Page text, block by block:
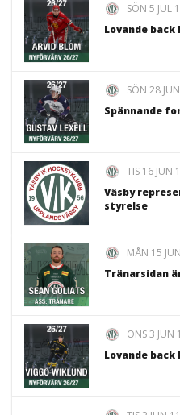
SÖN 5 JUL
Lovande
SÖN 28
Spännande
TIS 16 JUN
Väsby
styrelse
MÅN 15
Tränarsidan
ONS 3 JUN
Lovande